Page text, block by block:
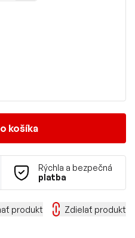
košíka
Rýchla a bezpečná
platba
produkt Zdielať produkt